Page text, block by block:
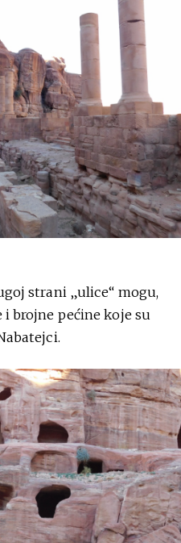
strani „ulice“ mogu,
i brojne pećine koje su